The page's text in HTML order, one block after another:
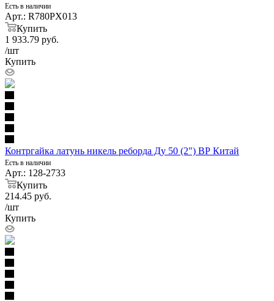
Есть в наличии
Арт.: R780PX013
Купить
1 933.79 руб.
/шт
Купить
Контргайка латунь никель реборда Ду 50 (2") ВР Китай
Есть в наличии
Арт.: 128-2733
Купить
214.45 руб.
/шт
Купить